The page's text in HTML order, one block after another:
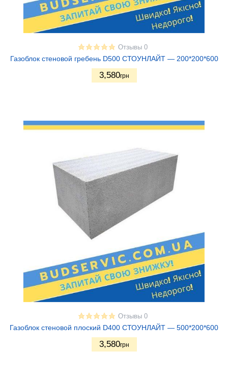
Отзывы 0
Газоблок стеновой гребень D500 СТОУНЛАЙТ — 200*200*600
3,580грн
Отзывы 0
Газоблок стеновой плоский D400 СТОУНЛАЙТ — 500*200*600
3,580грн